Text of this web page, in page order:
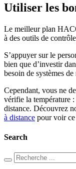
Utiliser les
Le meilleur plan
à des outils de
S’appuyer sur le
bien que d’investir
besoin de systèmes
Cependant, vous ne
vérifie la température
distance. Découvrez
à distance pour voir ce
Search